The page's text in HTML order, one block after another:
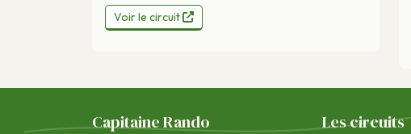
Voir le circuit
Capitaine Rando Les circuits